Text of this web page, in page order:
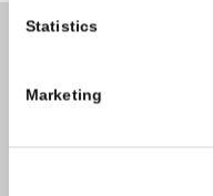
Statistics
Marketing